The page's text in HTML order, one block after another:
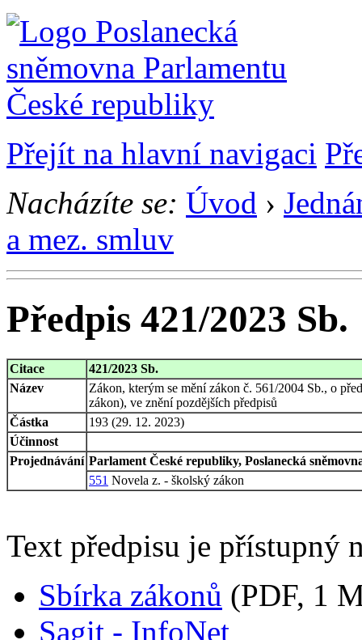
Přejít na hlavní navigaci
Nacházíte se: Úvod ›
a mez. smluv
Předpis 421/2023 Sb.
Citace
421/2023 Sb.
Název
Zákon, kterým se mění zákon č. 561/2004 Sb., o
zákon), ve znění pozdějších předpisů
Částka
193 (29. 12. 2023)
Účinnost
Projednávání Parlament České republiky, Poslanecká
551 Novela z. - školský zákon
Text předpisu je přístupný
Sbírka zákonů (PDF, 1
Sagit - InfoNet